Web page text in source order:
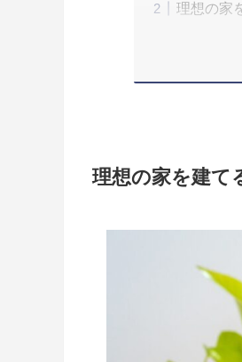
理想の家
理想の家を建て